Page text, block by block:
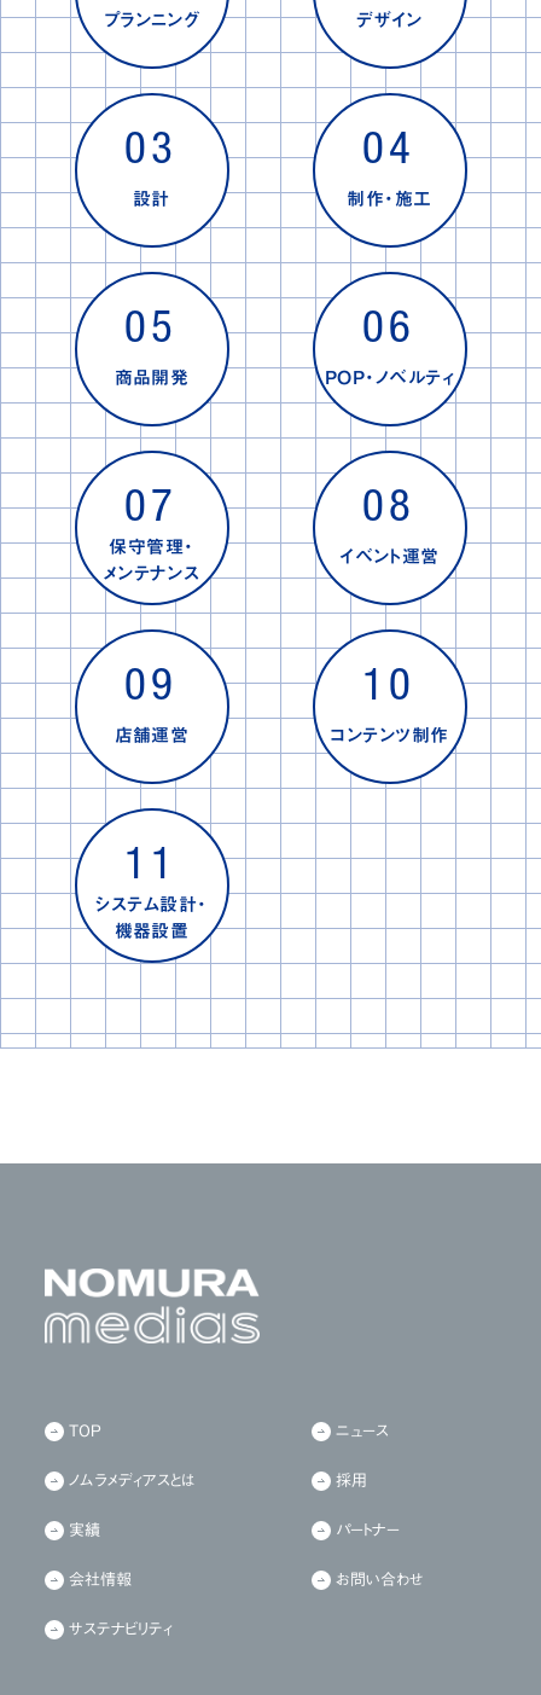
プランニング デザイン
03
設計
04
制作・施工
05
商品開発
06
POP・ノベルティ
07
保守管理・
メンテナンス
08
イベント運営
09
店舗運営
10
コンテンツ制作
11
システム設計・
機器設置
TOP
ノムラメディアスとは
実績
会社情報
サステナビリティ
ニュース
採用
パートナー
お問い合わせ